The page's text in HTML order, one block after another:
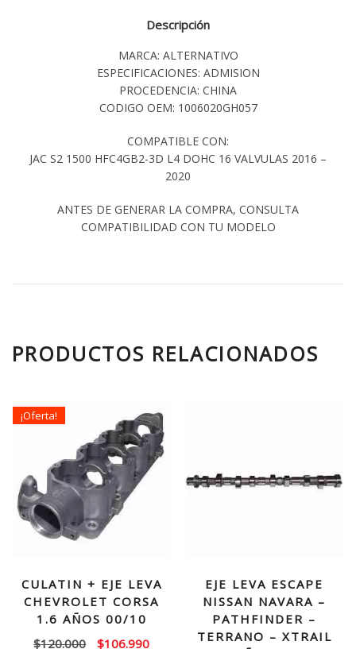
Descripción
MARCA: ALTERNATIVO
ESPECIFICACIONES: ADMISION
PROCEDENCIA: CHINA
CODIGO OEM: 1006020GH057
COMPATIBLE CON:
JAC S2 1500 HFC4GB2-3D L4 DOHC 16 VALVULAS 2016 –
2020
ANTES DE GENERAR LA COMPRA, CONSULTA
COMPATIBILIDAD CON TU MODELO
PRODUCTOS RELACIONADOS
¡Oferta!
CULATIN + EJE LEVA
CHEVROLET CORSA
1.6 AÑOS 00/10
$120.000 El
$106.990El
EJE LEVA ESCAPE
NISSAN NAVARA –
PATHFINDER –
TERRANO – XTRAIL